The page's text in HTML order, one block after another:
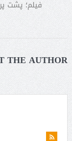
فیلم؛ پشت
THE AUTHOR